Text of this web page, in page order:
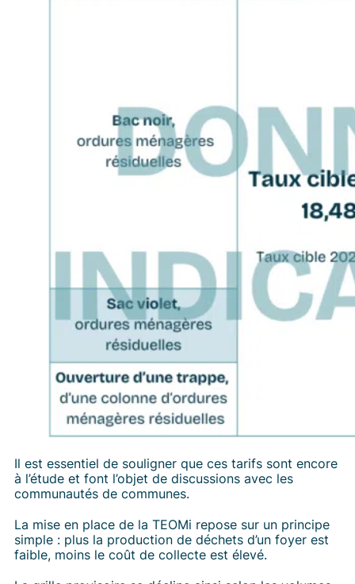
La collecte
Mon bac et mon composteur
Quel bac pour mon foyer ?
Le traitement
Emploi
Je suis un professionnel
Il est essentiel de souligner que ces tarifs sont encore
à l’étude et font l’objet de discussions avec les
communautés de communes.
La mise en place de la TEOMi repose sur un principe
simple : plus la production de déchets d’un foyer est
faible, moins le coût de collecte est élevé.